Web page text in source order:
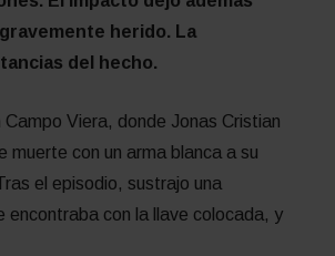
herido. La
del hecho.
Viera, donde Jonas Cristian
muerte con un arma blanca a su
el episodio, sustrajo una
encontraba con la llave colocada, y